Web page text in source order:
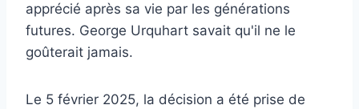
apprécié après sa vie par les générations
futures. George Urquhart savait qu'il ne le
goûterait jamais.
Le 5 février 2025, la décision a été prise de